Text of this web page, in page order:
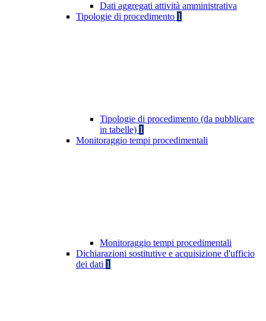
Dati aggregati attività amministrativa
Tipologie di procedimento 1
Tipologie di procedimento (da pubblicare
in tabelle) 1
Monitoraggio tempi procedimentali
Monitoraggio tempi procedimentali
Dichiarazioni sostitutive e acquisizione d'ufficio
dei dati 1